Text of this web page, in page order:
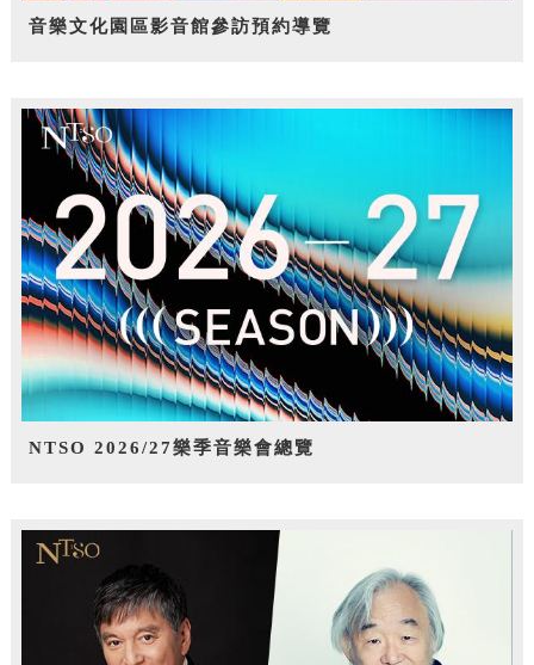
音樂文化園區影音館參訪預約導覽
NTSO 2026/27樂季音樂會總覽